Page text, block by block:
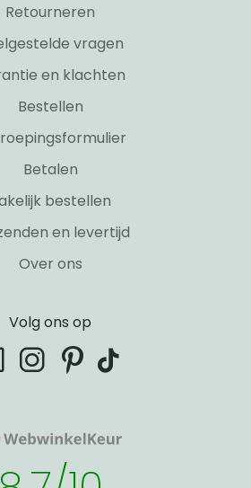
Retourneren
vragen
en klachten
Bestellen
Betalen
bestellen
en levertijd
Over ons
Volg ons op
instagram
pinterest
tiktok